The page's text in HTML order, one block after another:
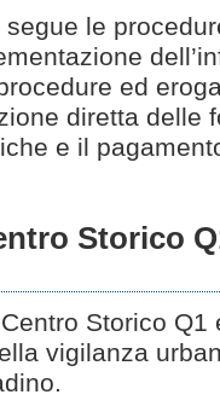
segue le
ed
diretta delle
e il
Storico
Storico Q1
vigilanza